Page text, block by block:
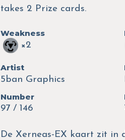
takes 2 Prize cards.
Weakness
×2
Artist
5ban Graphics
Number
97 / 146
De Xerneas-EX kaart zit in